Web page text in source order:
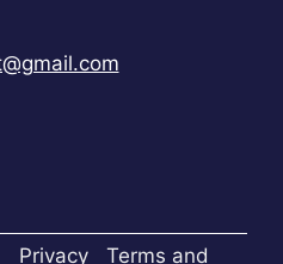
Privacy Terms and